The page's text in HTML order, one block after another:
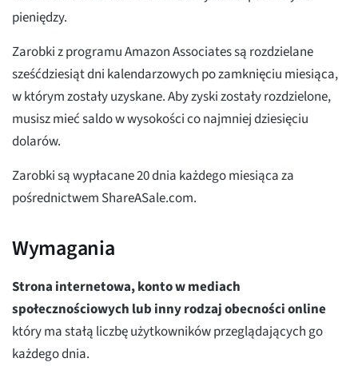
pieniędzy.
Zarobki z programu Amazon Associates są rozdzielane
sześćdziesiąt dni kalendarzowych po zamknięciu miesiąca,
w którym zostały uzyskane. Aby zyski zostały rozdzielone,
musisz mieć saldo w wysokości co najmniej dziesięciu
dolarów.
Zarobki są wypłacane 20 dnia każdego miesiąca za
pośrednictwem ShareASale.com.
Wymagania
Strona internetowa, konto w mediach
społecznościowych lub inny rodzaj obecności online
który ma stałą liczbę użytkowników przeglądających go
każdego dnia.